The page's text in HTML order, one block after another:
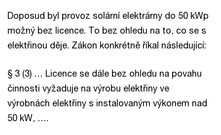
Doposud byl provoz solární elektrárny do 50 kWp
možný bez licence. To bez ohledu na to, co se s
elektřinou děje. Zákon konkrétně říkal následující:
§ 3 (3) … Licence se dále bez ohledu na povahu
činnosti vyžaduje na výrobu elektřiny ve
výrobnách elektřiny s instalovaným výkonem nad
50 kW, ….